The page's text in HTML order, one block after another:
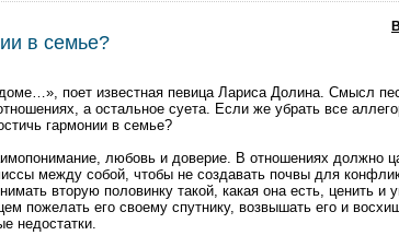
в семье?
поет известная певица Лариса Долина. Смысл
а остальное суета. Если же убрать все
гармонии в семье?
любовь и доверие. В отношениях должно
между собой, чтобы не создавать почвы для
вторую половинку такой, какая она есть, ценить и
пожелать его своему спутнику, возвышать его и
недостатки.